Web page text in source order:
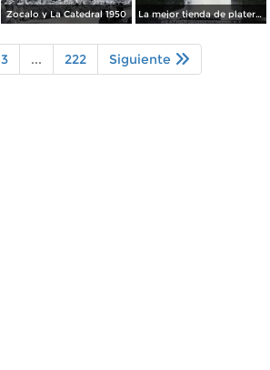
Zocalo y La Catedral 1950 La mejor tienda de plateria.
3 ... 222 Siguiente